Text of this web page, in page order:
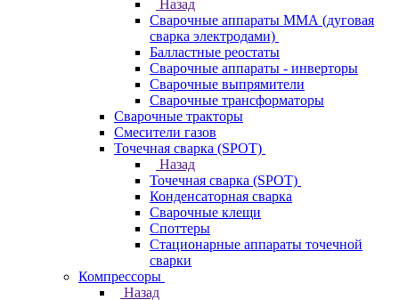
Назад
Сварочные аппараты ММА (дуговая
сварка электродами)
Балластные реостаты
Сварочные аппараты - инверторы
Сварочные выпрямители
Сварочные трансформаторы
Сварочные тракторы
Смесители газов
Точечная сварка (SPOT)
Назад
Точечная сварка (SPOT)
Конденсаторная сварка
Сварочные клещи
Споттеры
Стационарные аппараты точечной
сварки
Компрессоры
Назад